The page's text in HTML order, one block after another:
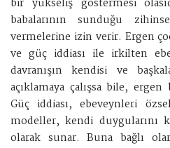
bir yükseliş göstermesi
babalarının sunduğu
vermelerine izin verir. Ergen
ve güç iddiası ile irkilten
davranışın kendisi ve
açıklamaya çalışsa bile,
Güç iddiası, ebeveynleri
modeller, kendi duygularını
olarak sunar. Buna bağlı